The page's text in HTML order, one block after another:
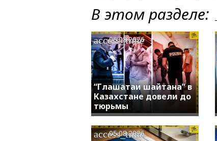
В этом разделе:
“Глашатаи шайтана” в
Казахстане довели до
тюрьмы
access_time
06.08.2026
access_time
05.08.2026